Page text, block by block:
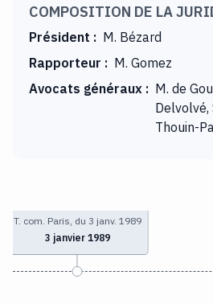
COMPOSITION DE LA
Président : M. Bézard
Rapporteur : M. Gomez
Avocats généraux : M. de
Delvolvé,
Thouin-
T. com. Paris, du 3 janv. 1989
3 janvier 1989